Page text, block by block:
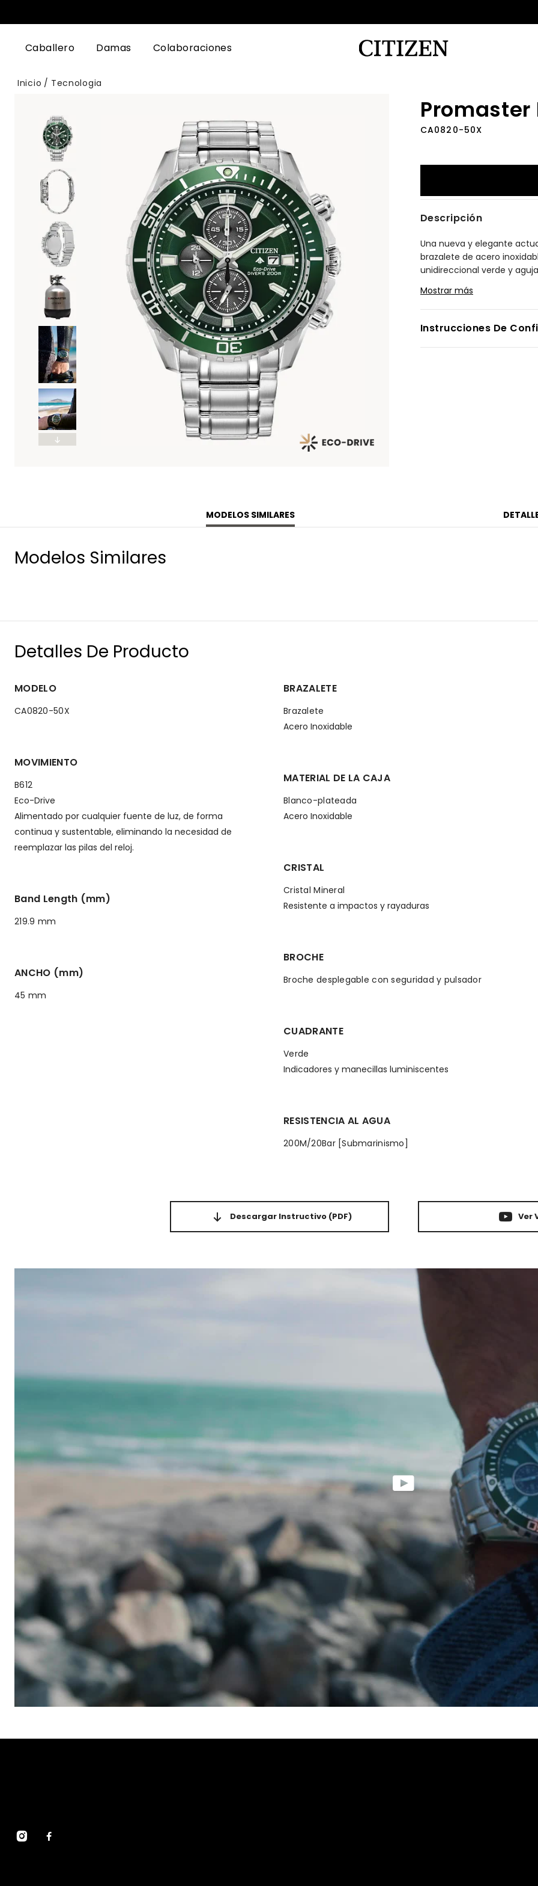
Caballero Damas Colaboraciones
Inicio Tecnologia
Promaster
CA0820-50X
Descripción
Una nueva y elegante
brazalete de acero
unidireccional verde y
hasta 60 minutos, hora de
sostenible por cualquier
con estilo este deportivo
aventuras en el océano.
Mostrar más
Instrucciones De
MODELOS SIMILARES
Modelos Similares
Detalles De Producto
MODELO
CA0820-50X
MOVIMIENTO
B612
Eco-Drive
Alimentado por cualquier fuente de luz, de forma
continua y sustentable, eliminando la necesidad de
reemplazar las pilas del reloj.
Band Length (mm)
219.9 mm
ANCHO (mm)
45 mm
BRAZALETE
Brazalete
Acero Inoxidable
MATERIAL DE LA CAJA
Blanco-plateada
Acero Inoxidable
CRISTAL
Cristal Mineral
Resistente a impactos y rayaduras
BROCHE
Broche desplegable con seguridad y pulsador
CUADRANTE
Verde
Indicadores y manecillas luminiscentes
RESISTENCIA AL AGUA
200M/20Bar [Submarinismo]
Descargar Instructivo (PDF) Ver